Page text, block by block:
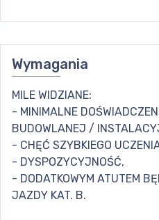
Wymagania
MILE WIDZIANE:
- MINIMALNE
BUDOWLANEJ /
- CHĘĆ SZYBKIEGO
- DYSPOZYCYJNOŚĆ,
- DODATKOWYM ATUTEM
JAZDY KAT. B.